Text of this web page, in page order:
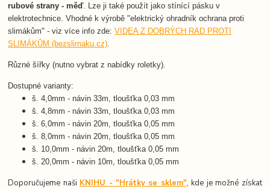
rubové strany - měď. Lze ji také použít jako stínící pásku v
elektrotechnice. Vhodné k výrobě "elektrický ohradník ochrana proti
slimákům" - viz více info zde:VIDEA Z DOBRÝCH RAD PROTI
SLIMÁKŮM (bezslimaku.cz)
Různé šířky (nutno vybrat z nabídky roletky).
Dostupné varianty:
š. 4,0mm - návin 33m, tloušťka 0,03 mm
š. 4,8mm - návin 33m, tloušťka 0,03 mm
š. 6,0mm - návin 20m, tloušťka 0,05 mm
š. 8,0mm - návin 20m, tloušťka 0,05 mm
š. 10,0mm - návin 20m, tloušťka 0,05 mm
š. 20,0mm - návin 10m, tloušťka 0,05 mm
Doporučujeme naši KNIHU - "Hrátky se sklem", kde je možné získat